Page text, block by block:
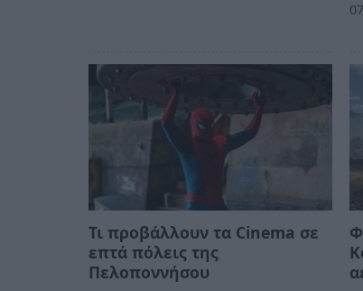
Τι προβάλλουν τα Cinema σε
επτά πόλεις της
Πελοποννήσου